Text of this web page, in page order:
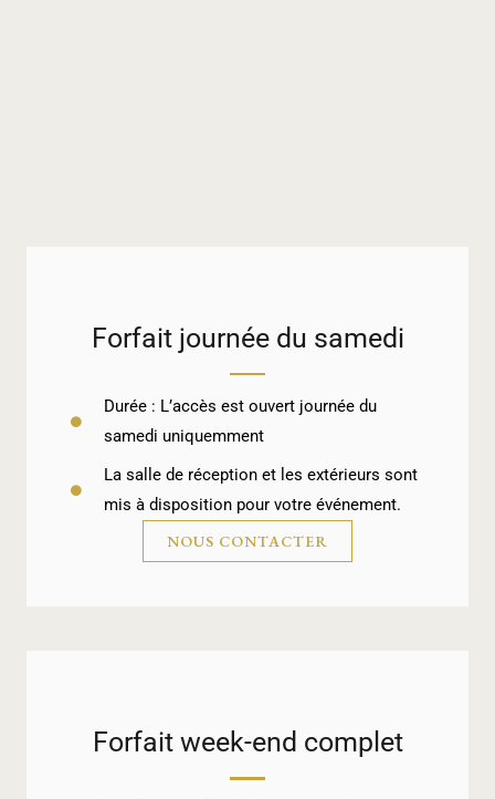
Forfait journée du samedi
Durée : L’accès est ouvert journée du
samedi uniquemment
La salle de réception et les extérieurs sont
mis à disposition pour votre événement.
NOUS CONTACTER
Forfait week-end complet